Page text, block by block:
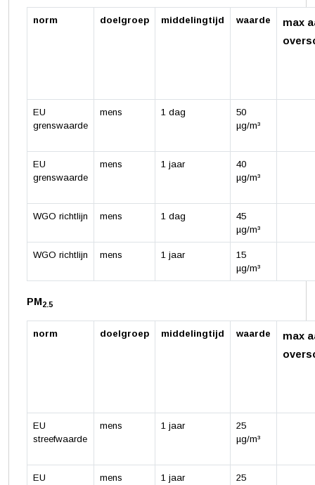
norm doelgroep middelingtijd waarde
max
EU
grenswaarde
mens 1 dag
50
µg/m³
EU
grenswaarde
mens 1 jaar
40
µg/m³
WGO richtlijn mens 1 dag
45
µg/m³
WGO richtlijn mens 1 jaar
15
µg/m³
PM2.5
norm doelgroep middelingtijd waarde
max
EU
streefwaarde
mens 1 jaar
25
µg/m³
EU
mens 1 jaar
25